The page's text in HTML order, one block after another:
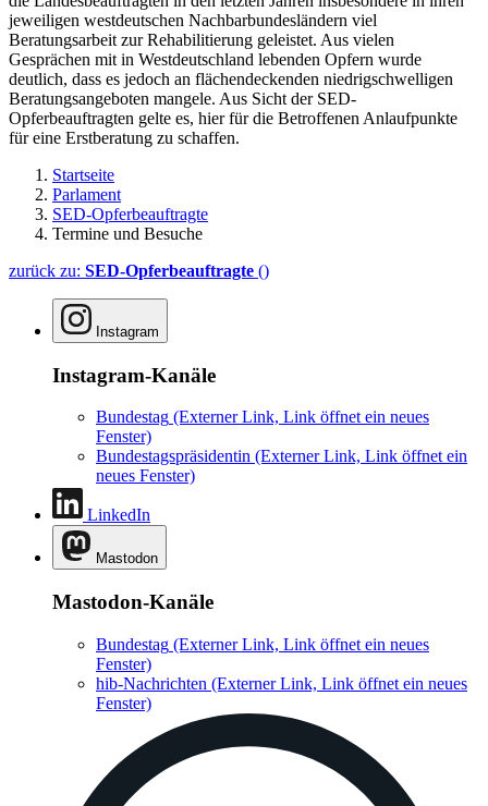
jeweiligen westdeutschen Nachbarbundesländern viel
Beratungsarbeit zur Rehabilitierung geleistet. Aus vielen
Gesprächen mit in Westdeutschland lebenden Opfern wurde
deutlich, dass es jedoch an flächendeckenden niedrigschwelligen
Beratungsangeboten mangele. Aus Sicht der SED-
Opferbeauftragten gelte es, hier für die Betroffenen Anlaufpunkte
für eine Erstberatung zu schaffen.
Startseite
Parlament
SED-Opferbeauftragte
Termine und Besuche
zurück zu: SED-Opferbeauftragte ()
Instagram
Instagram-Kanäle
Bundestag (Externer Link, Link öffnet ein neues
Fenster)
Bundestagspräsidentin (Externer Link, Link öffnet ein
neues Fenster)
LinkedIn
Mastodon
Mastodon-Kanäle
Bundestag (Externer Link, Link öffnet ein neues
Fenster)
hib-Nachrichten (Externer Link, Link öffnet ein neues
Fenster)